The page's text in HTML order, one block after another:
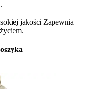
jakości Zapewnia